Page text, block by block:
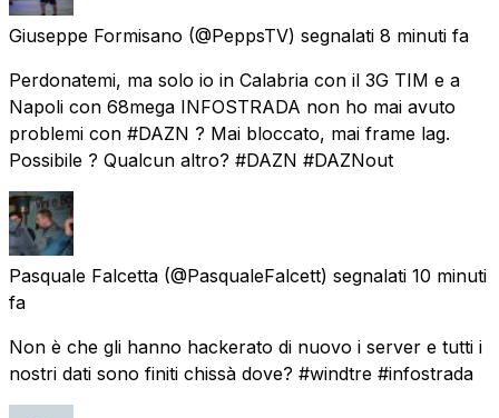
Giuseppe Formisano (@PeppsTV) segnalati 8 minuti fa
Perdonatemi, ma solo io in Calabria con il 3G TIM e a
Napoli con 68mega INFOSTRADA non ho mai avuto
problemi con #DAZN ? Mai bloccato, mai frame lag.
Possibile ? Qualcun altro? #DAZN #DAZNout
Pasquale Falcetta (@PasqualeFalcett) segnalati 10 minuti
fa
Non è che gli hanno hackerato di nuovo i server e tutti i
nostri dati sono finiti chissà dove? #windtre #infostrada